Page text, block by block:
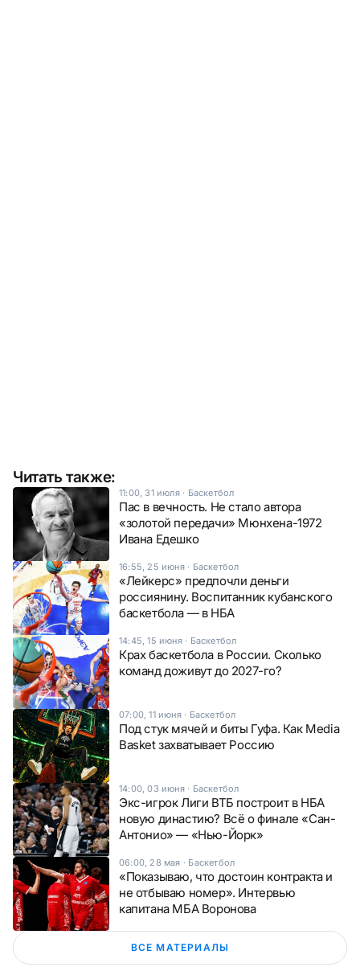
Читать также:
11:00, 31 июля· Баскетбол
Пас в вечность. Не стало автора
«золотой передачи» Мюнхена-1972
Ивана Едешко
16:55, 25 июня· Баскетбол
«Лейкерс» предпочли деньги
россиянину. Воспитанник кубанского
баскетбола — в НБА
14:45, 15 июня· Баскетбол
Крах баскетбола в России. Сколько
команд доживут до 2027-го?
07:00, 11 июня· Баскетбол
Под стук мячей и биты Гуфа. Как Media
Basket захватывает Россию
14:00, 03 июня· Баскетбол
Экс-игрок Лиги ВТБ построит в НБА
новую династию? Всё о финале «Сан-
Антонио» — «Нью-Йорк»
06:00, 28 мая · Баскетбол
«Показываю, что достоин контракта и
не отбываю номер». Интервью
капитана МБА Воронова
ВСЕ МАТЕРИАЛЫ